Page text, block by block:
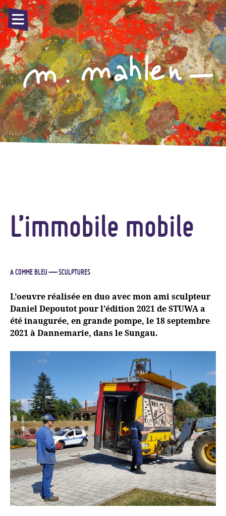
L’immobile mobile
A COMME BLEU— SCULPTURES
L’oeuvre réalisée en duo avec mon ami sculpteur
Daniel Depoutot pour l’édition 2021 deSTUWAa
été inaugurée, en grande pompe, le 18 septembre
2021 à Dannemarie, dans le Sungau.